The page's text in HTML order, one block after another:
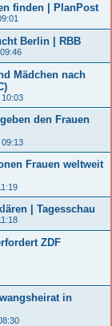
finden | PlanPost
Berlin | RBB
Mädchen nach
den Frauen
Frauen weltweit
| Tagesschau
ZDF
in